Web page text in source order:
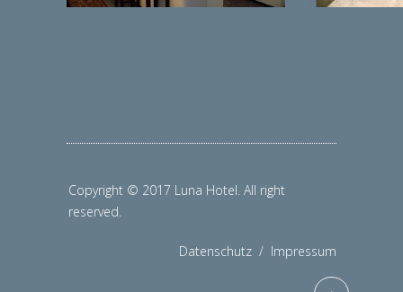
Copyright © 2017 Luna Hotel. All right
reserved.
Datenschutz / Impressum